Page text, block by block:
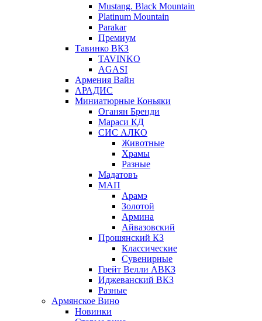
Mustang. Black Mountain
Platinum Mountain
Parakar
Премиум
Тавинко ВКЗ
TAVINKO
AGASI
Армения Вайн
АРАДИС
Миниатюрные Коньяки
Оганян Бренди
Мараси КД
СИС АЛКО
Животные
Храмы
Разные
Мадатовъ
МАП
Арамэ
Золотой
Армина
Айвазовский
Прошянский КЗ
Классические
Сувенирные
Грейт Велли АВКЗ
Иджеванский ВКЗ
Разные
Армянское Вино
Новинки